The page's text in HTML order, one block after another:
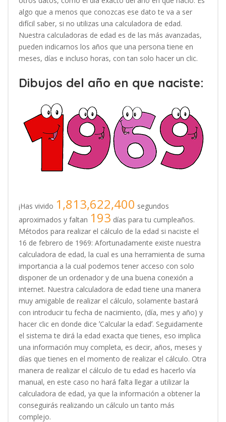
algo que a menos que conozcas ese dato te va a ser
difícil saber, si no utilizas una calculadora de edad.
Nuestra calculadoras de edad es de las más avanzadas,
pueden indicarnos los años que una persona tiene en
meses, días e incluso horas, con tan solo hacer un clic.
Dibujos del año en que naciste:
¡Has vivido 1,813,622,400 segundos
aproximados y faltan 193 días para tu cumpleaños.
Métodos para realizar el cálculo de la edad si naciste el
16 de febrero de 1969: Afortunadamente existe nuestra
calculadora de edad, la cual es una herramienta de suma
importancia a la cual podemos tener acceso con solo
disponer de un ordenador y de una buena conexión a
internet. Nuestra calculadora de edad tiene una manera
muy amigable de realizar el cálculo, solamente bastará
con introducir tu fecha de nacimiento, (día, mes y año) y
hacer clic en donde dice ʼCalcular la edadʼ. Seguidamente
el sistema te dirá la edad exacta que tienes, eso implica
una información muy completa, es decir, años, meses y
días que tienes en el momento de realizar el cálculo. Otra
manera de realizar el cálculo de tu edad es hacerlo vía
manual, en este caso no hará falta llegar a utilizar la
calculadora de edad, ya que la información a obtener la
conseguirás realizando un cálculo un tanto más
complejo.